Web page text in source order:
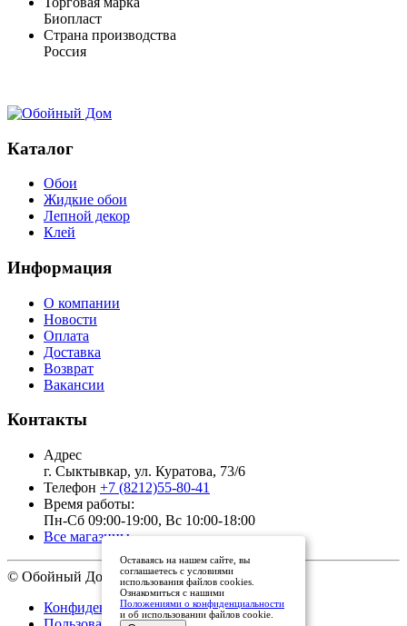
Биопласт
Страна производства
Россия
Каталог
Обои
Жидкие обои
Лепной декор
Клей
Информация
О компании
Новости
Оплата
Доставка
Возврат
Вакансии
Контакты
Адрес
г. Сыктывкар, ул. Куратова, 73/6
Телефон +7 (8212)55-80-41
Время работы:
Пн-Сб 09:00-19:00, Вс 10:00-18:00
Все магазины
© Обойный Дом, 2011 - 2026
Конфиденциальность
Оставаясь на нашем сайте, вы
соглашаетесь с условиями
использования файлов cookies.
Ознакомиться с нашими
Положениями о конфиденциальности
и об использовании файлов cookie.